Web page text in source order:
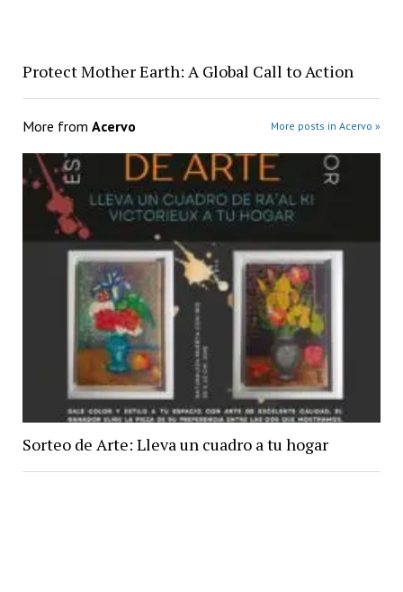
Protect Mother Earth: A Global Call to Action
More from Acervo More posts in Acervo »
Sorteo de Arte: Lleva un cuadro a tu hogar